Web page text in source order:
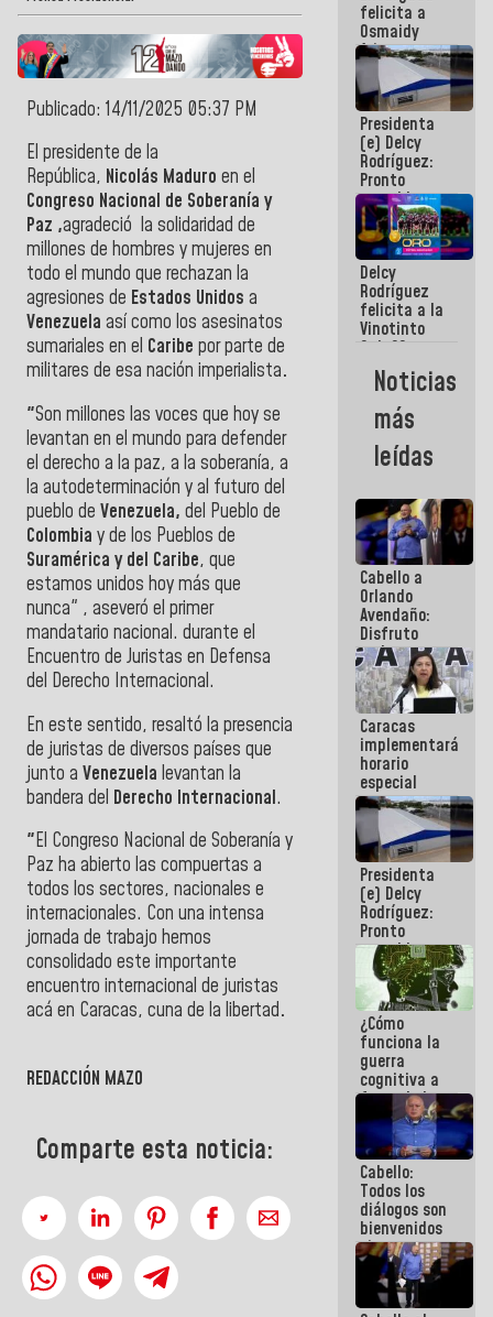
Publicado: 14/11/2025 05:37 PM
El presidente de la
República, Nicolás Maduro en el
Congreso Nacional de Soberanía y
Paz ,agradeció la solidaridad de
millones de hombres y mujeres en
todo el mundo que rechazan la
agresiones de Estados Unidos a
Venezuela así como los asesinatos
sumariales en el Caribe por parte de
militares de esa nación imperialista.
"Son millones las voces que hoy se
levantan en el mundo para defender
el derecho a la paz, a la soberanía, a
la autodeterminación y al futuro del
pueblo de Venezuela, del Pueblo de
Colombia y de los Pueblos de
Suramérica y del Caribe, que
estamos unidos hoy más que
nunca" , aseveró el primer
mandatario nacional. durante el
Encuentro de Juristas en Defensa
del Derecho Internacional.
En este sentido, resaltó la presencia
de juristas de diversos países que
junto a Venezuela levantan la
bandera del Derecho Internacional.
"El Congreso Nacional de Soberanía y
Paz ha abierto las compuertas a
todos los sectores, nacionales e
internacionales. Con una intensa
jornada de trabajo hemos
consolidado este importante
encuentro internacional de juristas
acá en Caracas, cuna de la libertad.
REDACCIÓN MAZO
Comparte esta noticia:
felicita a
Osmaidy
Arias y
Giraly
Marcano por
hacer
historia en
los
Centroamericanos
Presidenta
(e) Delcy
Rodríguez:
Pronto
restableceremos
las
operaciones
en el
Aeropuerto
Internacional
de
Maiquetía
Delcy
Rodríguez
felicita a la
Vinotinto
Sub 20
campeona
frente
México Sub
23 en los
Centroamericanos
Noticias
más
leídas
Cabello a
Orlando
Avendaño:
Disfruto
cada vez
que escribes
porque lo
que haces
es
embarrarla
Caracas
implementará
horario
especial
para
adaptarse
al plan de
ahorro
energético
Presidenta
(e) Delcy
Rodríguez:
Pronto
restableceremos
las
operaciones
en el
Aeropuerto
Internacional
de
Maiquetía
¿Cómo
funciona la
guerra
cognitiva a
favor de la
narrativa
hegemónica?
(1)
Cabello:
Todos los
diálogos son
bienvenidos
siempre que
estén en el
marco de la
Constitución